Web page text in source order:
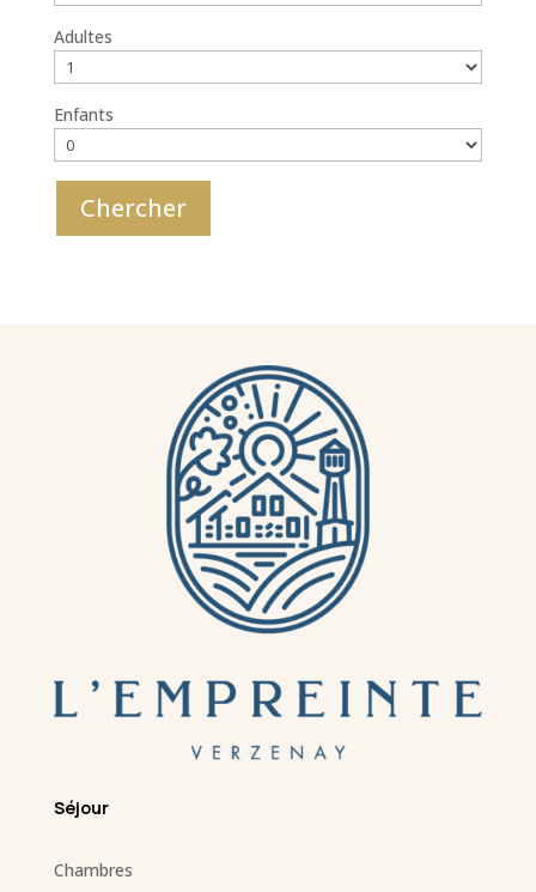
Adultes
Enfants
Séjour
Chambres